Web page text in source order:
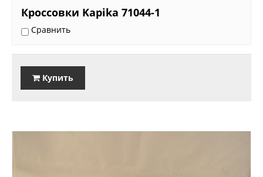
Кроссовки Kapika 71044-1
Сравнить
Купить